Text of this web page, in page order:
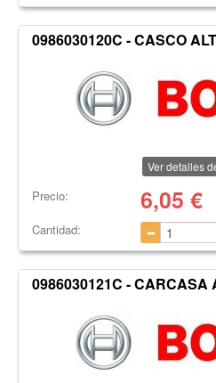
0986030120C - CASCO
Ver detalles
Precio: 6,05 €
Cantidad:
0986030121C - CARCASA